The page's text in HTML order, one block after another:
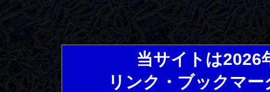
当サイトは2026
リンク・ブックマ